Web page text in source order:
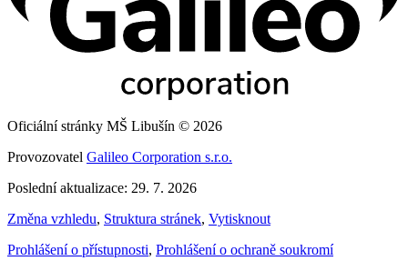
Oficiální stránky MŠ Libušín © 2026
Provozovatel Galileo Corporation s.r.o.
Poslední aktualizace: 29. 7. 2026
Změna vzhledu, Struktura stránek, Vytisknout
Prohlášení o přístupnosti, Prohlášení o ochraně soukromí